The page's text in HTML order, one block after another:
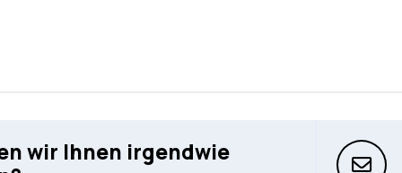
wir Ihnen irgendwie